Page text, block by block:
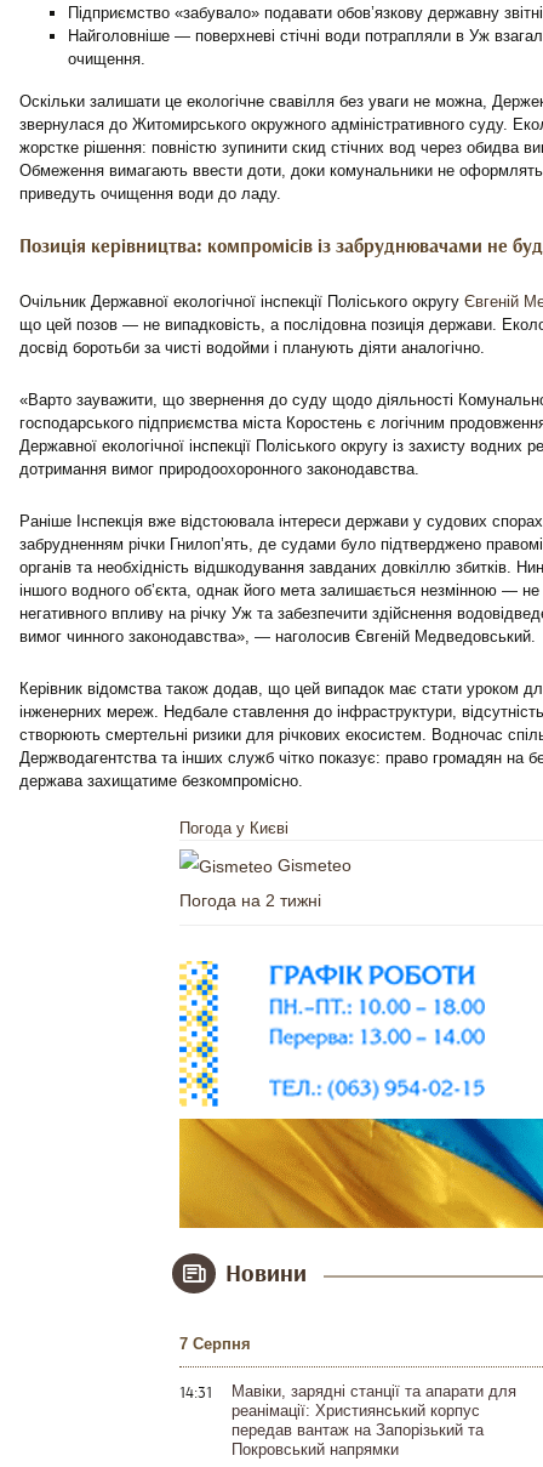
Підприємство «забувало» подавати обов’язкову державну
Найголовніше — поверхневі стічні води потрапляли в Уж
очищення.
Оскільки залишати це екологічне свавілля без уваги не можна,
звернулася до Житомирського окружного адміністративного суду.
жорстке рішення: повністю зупинити скид стічних вод через обидва
Обмеження вимагають ввести доти, доки комунальники не оформлять
приведуть очищення води до ладу.
Позиція керівництва: компромісів із забруднювачами не
Очільник Державної екологічної інспекції Поліського округу Євгеній
що цей позов — не випадковість, а послідовна позиція держави.
досвід боротьби за чисті водойми і планують діяти аналогічно.
«Варто зауважити, що звернення до суду щодо діяльності
господарського підприємства міста Коростень є логічним
Державної екологічної інспекції Поліського округу із захисту водних
дотримання вимог природоохоронного законодавства.
Раніше Інспекція вже відстоювала інтереси держави у судових
забрудненням річки Гнилоп’ять, де судами було підтверджено
органів та необхідність відшкодування завданих довкіллю збитків.
іншого водного об’єкта, однак його мета залишається незмінною —
негативного впливу на річку Уж та забезпечити здійснення
вимог чинного законодавства», — наголосив Євгеній Медведовський.
Керівник відомства також додав, що цей випадок має стати уроком
інженерних мереж. Недбале ставлення до інфраструктури, відсутність
створюють смертельні ризики для річкових екосистем. Водночас
Держводагентства та інших служб чітко показує: право громадян на
держава захищатиме безкомпромісно.
Погода у Києві
Gismeteo
Погода на 2 тижні
Новини
7 Серпня
14:31
Мавіки, зарядні станції та апарати для
реанімації: Християнський корпус
передав вантаж на Запорізький та
Покровський напрямки